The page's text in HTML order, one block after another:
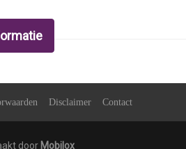
Dynaudio premium sound system
Bluetooth carkit en muziekstreaming
Automatische airco met separate
automaat met dubbele koppeling.
Disclaimer Contact
door Mobilox